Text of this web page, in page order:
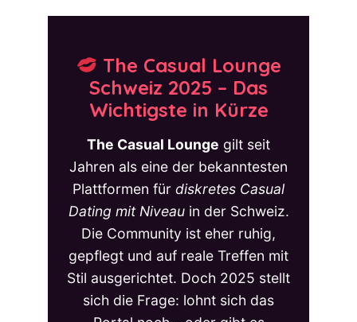
The Casual Lounge
Schweiz 2025 – Das
Wichtigste in Kürze
The Casual Lounge gilt seit
Jahren als eine der bekanntesten
Plattformen für diskretes Casual
Dating mit Niveauin der Schweiz.
Die Community ist eher ruhig,
gepflegt und auf reale Treffen mit
Stil ausgerichtet. Doch 2025 stellt
sich die Frage: lohnt sich das